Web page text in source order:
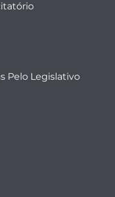
Pelo Legislativo